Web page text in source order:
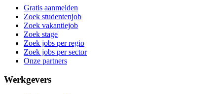
Gratis aanmelden
Zoek studentenjob
Zoek vakantiejob
Zoek stage
Zoek jobs per regio
Zoek jobs per sector
Onze partners
Werkgevers